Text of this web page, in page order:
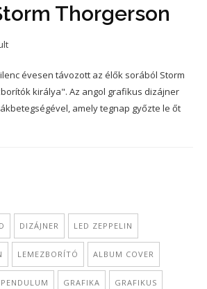
Thorgerson
évesen távozott az élők sorából Storm
királya". Az angol grafikus dizájner
amely tegnap győzte le őt
DIZÁJNER LED ZEPPELIN
LEMEZBORÍTÓ ALBUM COVER
PENDULUM GRAFIKA GRAFIKUS